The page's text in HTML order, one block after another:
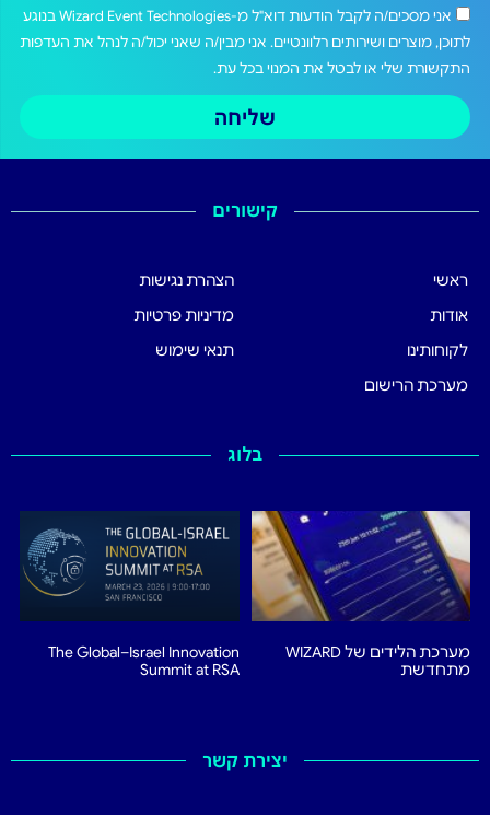
אני מסכים/ה לקבל הודעות דוא"ל מ-Wizard Event Technologies בנוגע
לתוכן, מוצרים ושירותים רלוונטיים. אני מבין/ה שאני יכול/ה לנהל את העדפות
התקשורת שלי או לבטל את המנוי בכל עת.
שליחה
קישורים
ראשי
אודות
לקוחותינו
מערכת הרישום
הצהרת נגישות
מדיניות פרטיות
תנאי שימוש
בלוג
מערכת הלידים של WIZARD
מתחדשת
The Global–Israel Innovation
Summit at RSA
יצירת קשר